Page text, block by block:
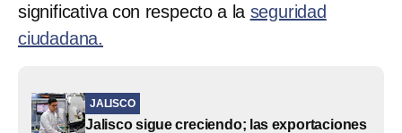
significativa con respecto a la seguridad
ciudadana.
JALISCO
Jalisco sigue creciendo; las exportaciones